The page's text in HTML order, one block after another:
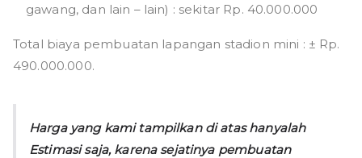
gawang, dan lain – lain) : sekitar Rp. 40.000.000
Total biaya pembuatan lapangan stadion mini : ± Rp.
490.000.000.
Harga yang kami tampilkan di atas hanyalah
Estimasi saja, karena sejatinya pembuatan